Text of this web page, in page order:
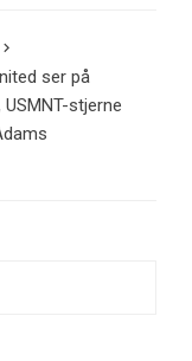
ser på
USMNT-stjerne